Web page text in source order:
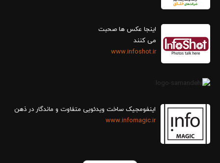
اینجا عکس ها صحبت
می کنند
www.infoshot.ir
اینفومجیک ساخت ویدئویی متفاوت و ماندگار در ذهن
www.infomagic.ir